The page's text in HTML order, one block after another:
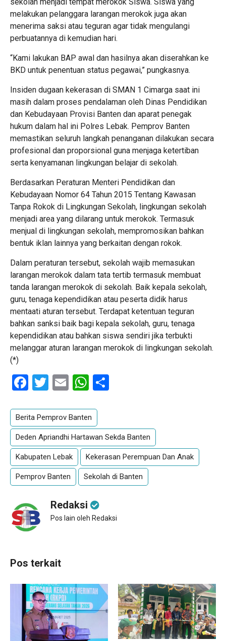
melakukan pelanggara larangan merokok juga akan
menerima saksi atau teguran agar tidak mengulangi
perbuatannya di kemudian hari.
“Kami lakukan BAP awal dan hasilnya akan diserahkan ke
BKD untuk penentuan status pegawai,” pungkasnya.
Insiden dugaan kekerasan di SMAN 1 Cimarga saat ini
masih dalam proses pendalaman oleh Dinas Pendidikan
dan Kebudayaan Provisi Banten dan aparat penegak
hukum dalam hal ini Polres Lebak. Pemprov Banten
memastikan seluruh langkah penanganan dilakukan secara
profesional dan proporsional guna menjaga ketertiban
serta kenyamanan lingkungan belajar di sekolah.
Berdasarkan Peraturan Menteri Pendidikan dan
Kebudayaan Nomor 64 Tahun 2015 Tentang Kawasan
Tanpa Rokok di Lingkungan Sekolah, lingkungan sekolah
menjadi area yang dilarang untuk merokok. Termasuk
menjual di lingkungan sekolah, mempromosikan bahkan
bentuk iklan lainnya yang berkaitan dengan rokok.
Dalam peraturan tersebut, sekolah wajib memasukan
larangan merokok dalam tata tertib termasuk membuat
tanda larangan merokok di sekolah. Baik kepala sekolah,
guru, tenaga kependidikan atau peserta didik harus
mentaati aturan tersebut. Terdapat ketentuan teguran
bahkan sanksi baik bagi kepala sekolah, guru, tenaga
kependidikan atau bahkan siswa sendiri jika terbukti
melanggar aturan larangan merokok di lingkungan sekolah.
(*)
Facebook
Twitter
EmailWhatsApp
Berita Pemprov Banten
Deden Apriandhi Hartawan Sekda Banten
Kabupaten Lebak Kekerasan Perempuan Dan Anak
Pemprov Banten Sekolah di Banten
Redaksi
Pos lain oleh Redaksi
Pos terkait